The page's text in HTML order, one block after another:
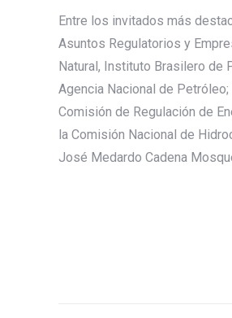
Entre los invitados más
Asuntos Regulatorios y
Natural, Instituto Brasilero de
Agencia Nacional de
Comisión de Regulación de
la Comisión Nacional de
José Medardo Cadena